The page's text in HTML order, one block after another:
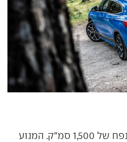
וישנו גם מנוע נוסף, בנפח של 1,500 סמ"ק. המנוע